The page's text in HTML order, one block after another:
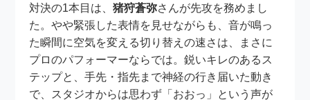
対決の1本目は、猪狩蒼弥さんが先攻を務めまし
た。やや緊張した表情を見せながらも、音が鳴っ
た瞬間に空気を変える切り替えの速さは、まさに
プロのパフォーマーならでは。鋭いキレのあるス
テップと、手先・指先まで神経の行き届いた動き
で、スタジオからは思わず「おおっ」という声が